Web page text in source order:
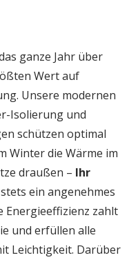
ganze Jahr über
Wert auf
Unsere modernen
Isolierung und
schützen optimal
Winter die Wärme im
draußen – Ihr
ein angenehmes
Energieeffizienz zahlt
und erfüllen alle
Leichtigkeit. Darüber